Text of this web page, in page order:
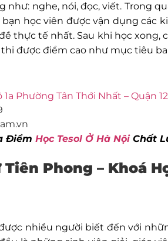
như: nghe, nói, đọc, viết. Trong
học viên được vận dụng các
thực tế nhất. Sau khi học xong,
được điểm cao như mục tiêu
1a Phường Tân Thới Nhất – Quận
Điểm Học Tesol Ở Hà NộiChất
Tiên Phong – Khoá
nhiều người biết đến với